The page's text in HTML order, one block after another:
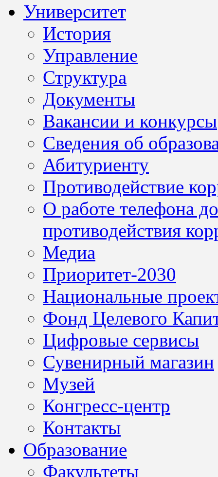
Университет
История
Управление
Структура
Документы
Вакансии и конкурсы
Сведения об
Абитуриенту
Противодействие
О работе телефона
противодействия
Медиа
Приоритет-2030
Национальные
Фонд Целевого
Цифровые сервисы
Сувенирный магазин
Музей
Конгресс-центр
Контакты
Образование
Факультеты